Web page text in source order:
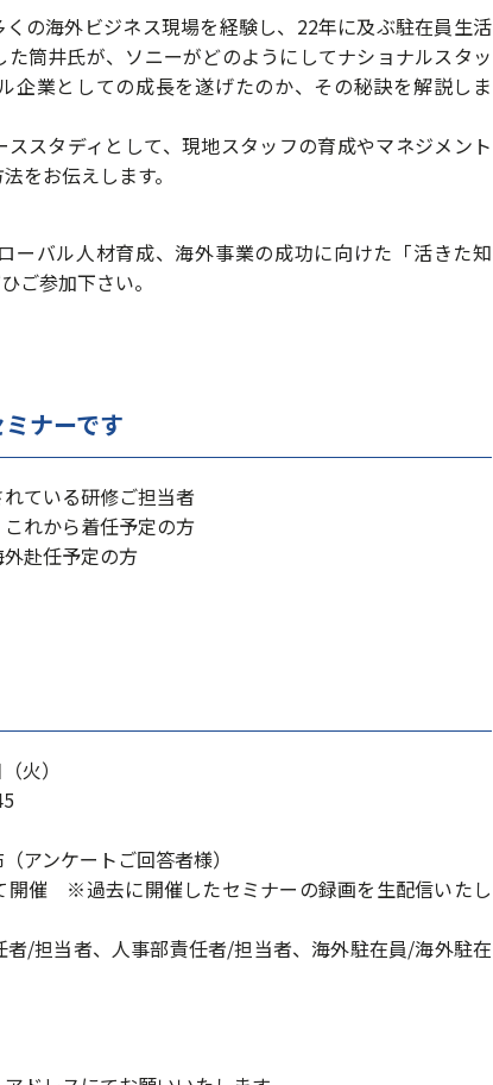
の海外ビジネス現場を経験し、22年に及ぶ駐在員生活
筒井氏が、ソニーがどのようにしてナショナルスタッ
企業としての成長を遂げたのか、その秘訣を解説しま
スタディとして、現地スタッフの育成やマネジメント
をお伝えします。
ーバル人材育成、海外事業の成功に向けた「活きた知
ご参加下さい。
ナーです
ている研修ご担当者
れから着任予定の方
赴任予定の方
）
ンケートご回答者様）
催 ※過去に開催したセミナーの録画を生配信いたし
当者、人事部責任者/担当者、海外駐在員/海外駐在